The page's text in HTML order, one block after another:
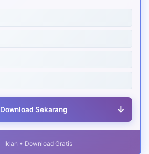
Download Sekarang ↓
Iklan • Download Gratis